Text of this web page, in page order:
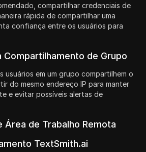
compartilhar credenciais de
rápida de compartilhar uma
confiança entre os usuários para
Compartilhamento de Grupo
usuários em um grupo compartilhem o
do mesmo endereço IP para manter
e evitar possíveis alertas de
Área de Trabalho Remota
TextSmith.ai